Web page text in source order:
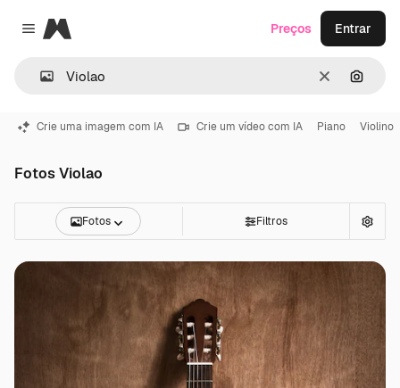
Close menu
Magnific
Limpar
Preços Entrar
Crie uma imagem com IA Crie um vídeo com IA Piano Violino
Fotos Violao
Fotos Filtros